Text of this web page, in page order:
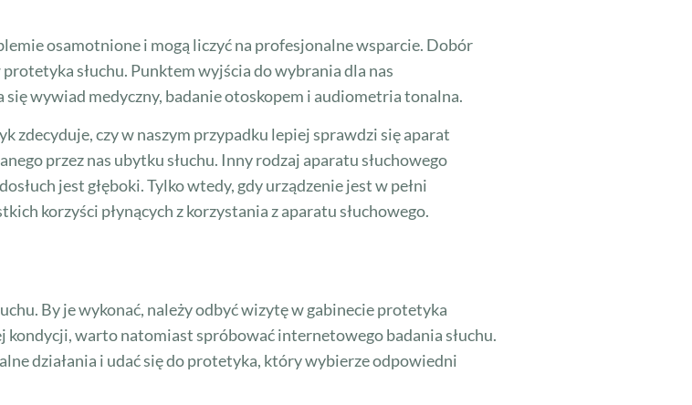
osamotnione i mogą liczyć na profesjonalne wsparcie. Dobór
słuchu. Punktem wyjścia do wybrania dla nas
wywiad medyczny, badanie otoskopem i audiometria tonalna.
zdecyduje, czy w naszym przypadku lepiej sprawdzi się aparat
przez nas ubytku słuchu. Inny rodzaj aparatu słuchowego
jest głęboki. Tylko wtedy, gdy urządzenie jest w pełni
korzyści płynących z korzystania z aparatu słuchowego.
By je wykonać, należy odbyć wizytę w gabinecie protetyka
kondycji, warto natomiast spróbować internetowego badania słuchu.
działania i udać się do protetyka, który wybierze odpowiedni